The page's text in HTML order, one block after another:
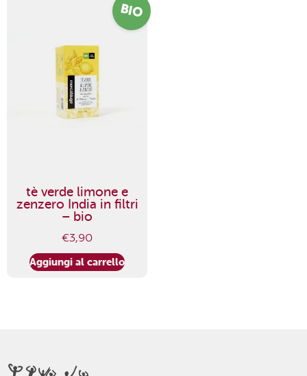
BIO
tè verde limone e
zenzero India in filtri
– bio
€3,90
Aggiungi al carrello